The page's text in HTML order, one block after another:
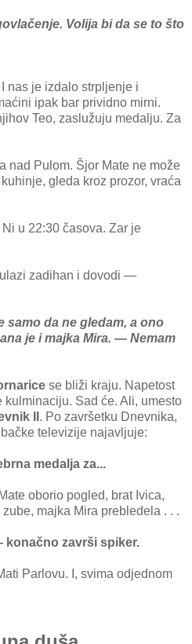
Volija bi da se to što
nas je izdalo strpljenje i
ipak bar prividno mirni.
Teo, zaslužuju medalju. Za
nad Pulom. Šjor Mate ne može
gleda kroz prozor, vraća
u 22:30 časova. Zar je
zadihan i dovodi —
da ne gledam, a ono
je i majka Mira. — Nemam
se bliži kraju. Napetost
Sad će. Ali, umesto
II . Po završetku Dnevnika,
televizije najavljuje:
medalja za...
oborio pogled, brat Ivica,
majka Mira prebledela . . .
konačno završi spiker.
Parlovu. I, svima odjednom